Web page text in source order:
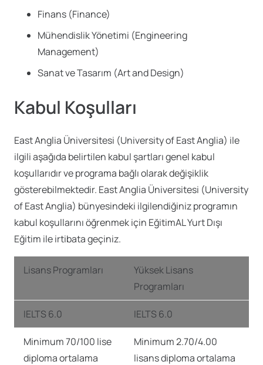
Finans (Finance)
Mühendislik Yönetimi (Engineering
Management)
Sanat ve Tasarım (Art and Design)
Kabul Koşulları
East Anglia Üniversitesi (University of East Anglia) ile
ilgili aşağıda belirtilen kabul şartları genel kabul
koşullarıdır ve programa bağlı olarak değişiklik
gösterebilmektedir. East Anglia Üniversitesi (University
of East Anglia) bünyesindeki ilgilendiğiniz programın
kabul koşullarını öğrenmek için EğitimAL Yurt Dışı
Eğitim ile irtibata geçiniz.
Lisans Programları
Yüksek Lisans
Programları
IELTS 6.0 IELTS 6.0
Minimum 70/100 lise
diploma ortalama
Minimum 2.70/4.00
lisans diploma ortalama